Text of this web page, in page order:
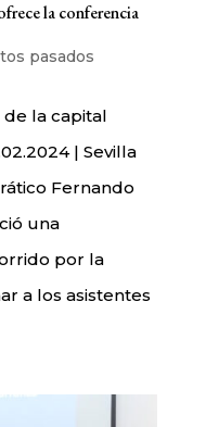
la conferencia
pasados
la capital
| Sevilla
Fernando
una
por la
a los asistentes